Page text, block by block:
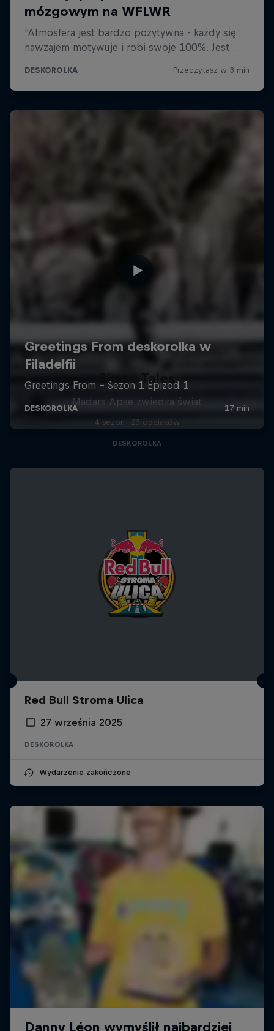
Skate Tales
Madars Apse zwiedza świat
4 sezon · 23 odcinków
DESKOROLKA
Red Bull Stroma Ulica
27 września 2025
DESKOROLKA
Wydarzenie zakończone